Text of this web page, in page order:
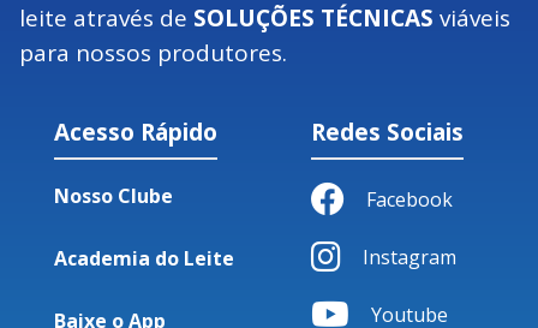
leite através de SOLUÇÕES TÉCNICAS viáveis
para nossos produtores.
Acesso Rápido
Nosso Clube
Academia do Leite
Baixe o App
Redes Sociais
Facebook
Instagram
Youtube